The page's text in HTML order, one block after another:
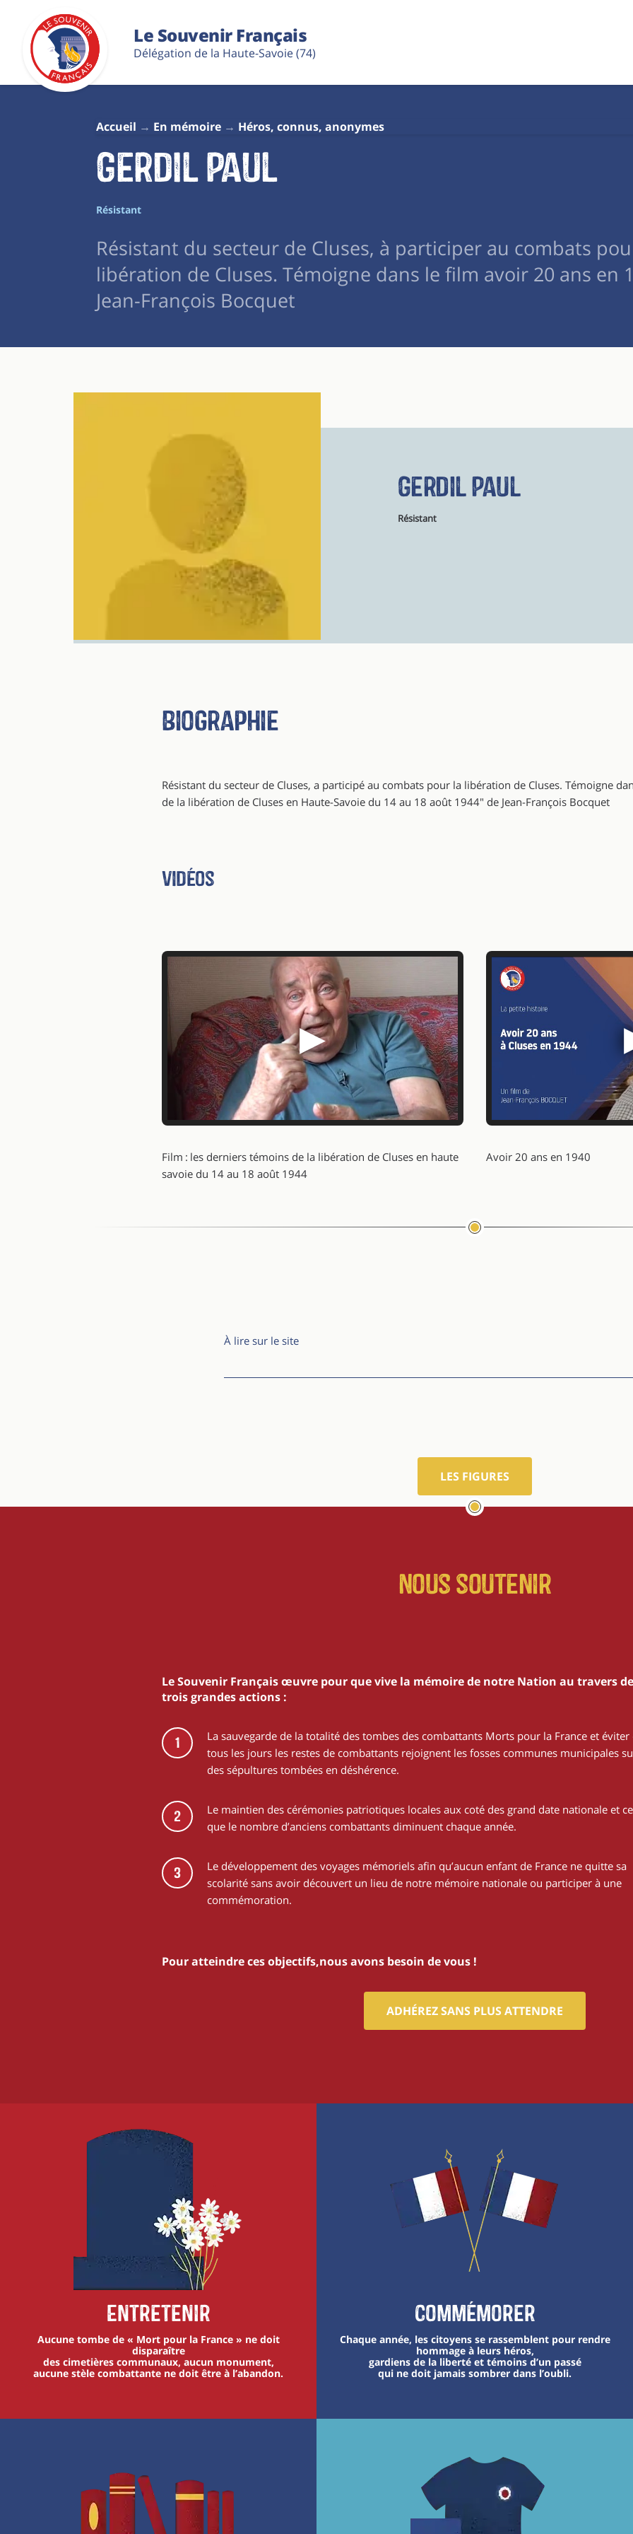
Le Souvenir Français
Délégation de la Haute-Savoie (74)
Accueil En mémoire Héros, connus, anonymes
Gerdil Paul
Résistant
Résistant du secteur de Cluses, à participer au combats
libération de Cluses. Témoigne dans le film avoir 20 ans en
Jean-François Bocquet
Gerdil Paul
Résistant
Biographie
Résistant du secteur de Cluses, a participé au combats pour la libération de Cluses. Témoigne
de la libération de Cluses en Haute-Savoie du 14 au 18 août 1944" de Jean-François Bocquet
Vidéos
▶
Film : les derniers témoins de la libération de Cluses en haute
savoie du 14 au 18 août 1944
Avoir 20 ans en 1940
À lire sur le site
LES FIGURES
Nous soutenir
Le Souvenir Français œuvre pour que vive la mémoire de notre Nation au travers de
trois grandes actions :
1
La sauvegarde de la totalité des tombes des combattants Morts pour la France et éviter
tous les jours les restes de combattants rejoignent les fosses communes municipales
des sépultures tombées en déshérence.
2
Le maintien des cérémonies patriotiques locales aux coté des grand date nationale et
que le nombre d’anciens combattants diminuent chaque année.
3
Le développement des voyages mémoriels afin qu’aucun enfant de France ne quitte sa
scolarité sans avoir découvert un lieu de notre mémoire nationale ou participer à une
commémoration.
Pour atteindre ces objectifs,nous avons besoin de vous !
ADHÉREZ SANS PLUS ATTENDRE
Entretenir
Aucune tombe de « Mort pour la France » ne doit
disparaître
des cimetières communaux, aucun monument,
aucune stèle combattante ne doit être à l’abandon.
Commémorer
Chaque année, les citoyens se rassemblent pour rendre
hommage à leurs héros,
gardiens de la liberté et témoins d’un passé
qui ne doit jamais sombrer dans l’oubli.